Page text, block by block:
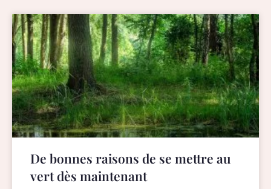
De bonnes raisons de se mettre au
vert dès maintenant